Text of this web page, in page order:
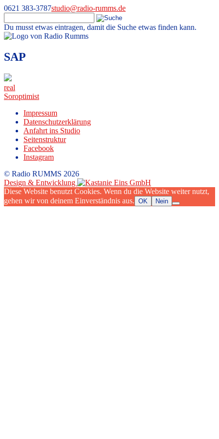
0621 383-3787studio@radio-rumms.de
Du musst etwas eintragen, damit die Suche etwas finden kann.
Skip
Radio RUMMS
Radio RUMMS ist ein Radioprojekt mit und für kranke Kinder und
Jugendliche in der Universitätsmedizin Mannheim.
SAP
Beitragsnavigation
real
Soroptimist
Impressum
Datenschutzerklärung
Anfahrt ins Studio
Seitenstruktur
Facebook
Instagram
© Radio RUMMS 2026
Design & Entwicklung
Diese Website benutzt Cookies. Wenn du die Website weiter nutzt,
gehen wir von deinem Einverständnis aus. OK Nein